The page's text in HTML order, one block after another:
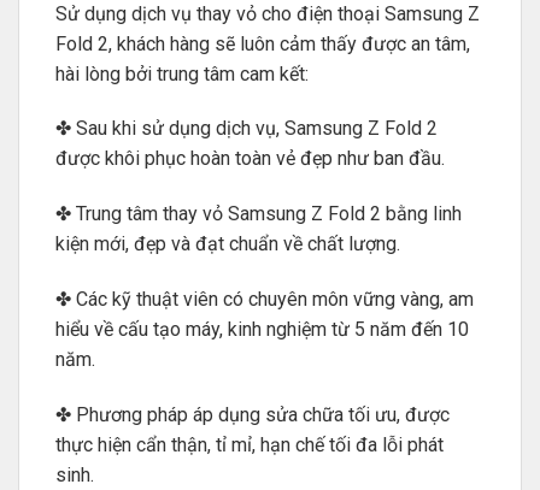
Sử dụng dịch vụ thay vỏ cho điện thoại Samsung Z
Fold 2, khách hàng sẽ luôn cảm thấy được an tâm,
hài lòng bởi trung tâm cam kết:
✤ Sau khi sử dụng dịch vụ, Samsung Z Fold 2
được khôi phục hoàn toàn vẻ đẹp như ban đầu.
✤ Trung tâm thay vỏ Samsung Z Fold 2 bằng linh
kiện mới, đẹp và đạt chuẩn về chất lượng.
✤ Các kỹ thuật viên có chuyên môn vững vàng, am
hiểu về cấu tạo máy, kinh nghiệm từ 5 năm đến 10
năm.
✤ Phương pháp áp dụng sửa chữa tối ưu, được
thực hiện cẩn thận, tỉ mỉ, hạn chế tối đa lỗi phát
sinh.